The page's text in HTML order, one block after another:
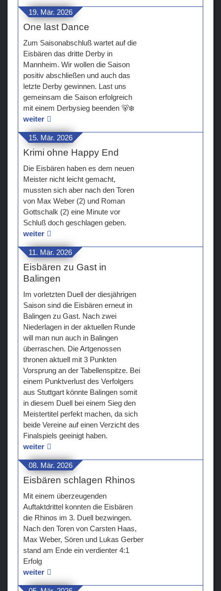
19. Mär. 2026
One last Dance
Zum Saisonabschluß wartet auf die
Eisbären das dritte Derby in
Mannheim. Wir wollen die Saison
positiv abschließen und auch das
letzte Derby gewinnen. Last uns
gemeinsam die Saison erfolgreich
mit einem Derbysieg beenden 🐻‍❄️
weiter
15. Mär. 2026
Krimi ohne Happy End
Die Eisbären haben es dem neuen
Meister nicht leicht gemacht,
mussten sich aber nach den Toren
von Max Weber (2) und Roman
Gottschalk (2) eine Minute vor
Schluß doch geschlagen geben.
weiter
11. Mär. 2026
Eisbären zu Gast in
Balingen
Im vorletzten Duell der diesjährigen
Saison sind die Eisbären erneut in
Balingen zu Gast. Nach zwei
Niederlagen in der aktuellen Runde
will man nun auch in Balingen
überraschen. Die Artgenossen
thronen aktuell mit 3 Punkten
Vorsprung an der Tabellenspitze. Bei
einem Punktverlust des Verfolgers
aus Stuttgart könnte Balingen somit
in diesem Duell bei einem Sieg den
Meistertitel perfekt machen, da sich
beide Vereine auf einen Verzicht des
Finalspiels geeinigt haben.
weiter
08. Mär. 2026
Eisbären schlagen Rhinos
Mit einem überzeugenden
Auftaktdrittel konnten die Eisbären
die Rhinos im 3. Duell bezwingen.
Nach den Toren von Carsten Haas,
Max Weber, Sören und Lukas Gerber
stand am Ende ein verdienter 4:1
Erfolg
weiter